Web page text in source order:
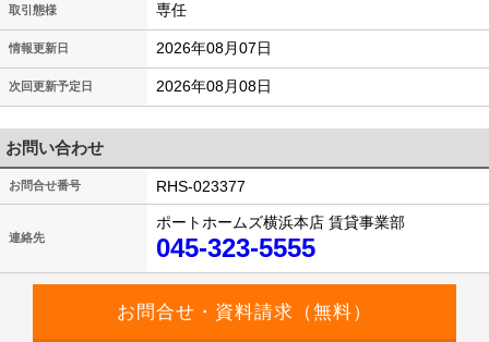
取引態様 専任
情報更新日 2026年08月07日
次回更新予定日 2026年08月08日
お問い合わせ
お問合せ番号 RHS-023377
連絡先
ポートホームズ横浜本店 賃貸事業部
045-323-5555